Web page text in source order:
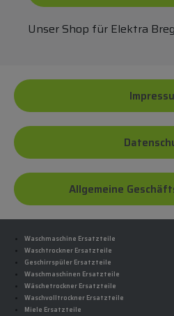
Unser Shop für Elektra
Allgemeine
Waschmaschine Ersatzteile
Waschtrockner Ersatzteile
Geschirrspüler Ersatzteile
Waschmaschinen Ersatzteile
Wäschetrockner Ersatzteile
Waschvolltrockner Ersatzteile
Miele Ersatzteile